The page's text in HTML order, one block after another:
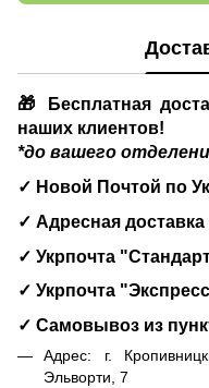
🎁 Бесплатная
наших клиентов!
*до вашего
✓ Новой Почтой по
✓ Адресная
✓ Укрпочта
✓ Укрпочта
✓ Самовывоз из
Адрес: г.
Эльворти, 7